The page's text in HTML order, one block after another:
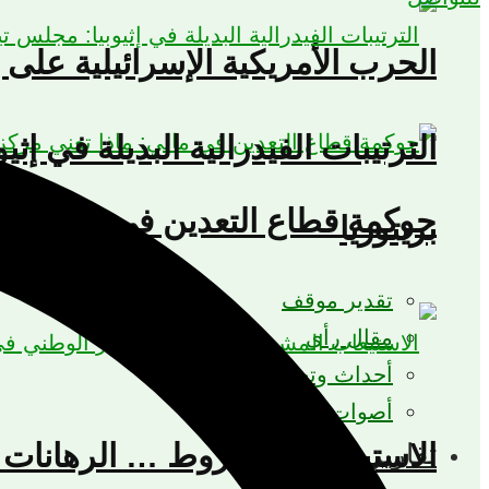
الحرب الأمريكية الإسرائيلية
حوكمة قطاع التعدين في مالي:
تقدير موقف
مقال رأي
أحداث وتحليلات
أصوات إفريقية
تقارير
الترتيبات الفيدرالية البديلة في
بريتوريا
الاستيعاب المشروط … الرهانات